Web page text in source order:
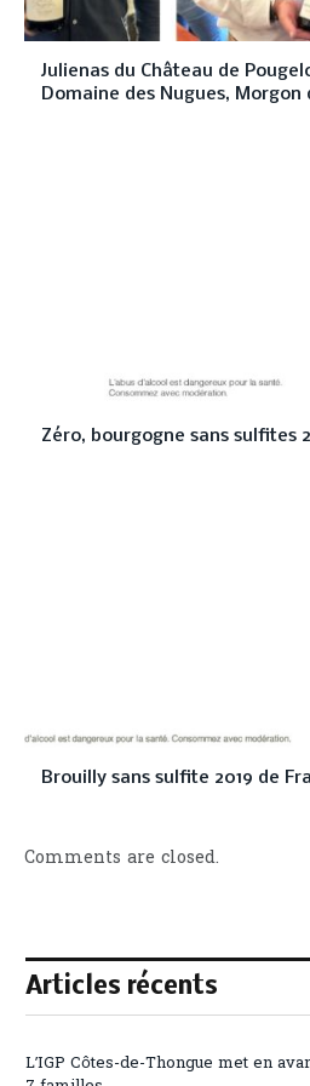
Julienas du Château de
Domaine des Nugues, Morgon
Zéro, bourgogne sans sulfites
Brouilly sans sulfite 2019 de
Comments are closed.
Articles récents
L’IGP Côtes-de-Thongue met en